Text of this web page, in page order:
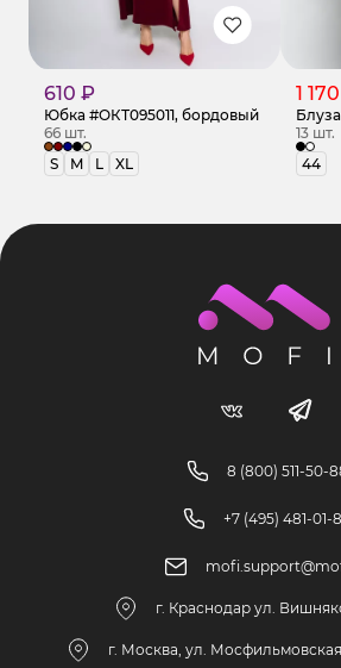
610 ₽
Юбка #ОКТ095011, бордовый
66 шт.
S
M L XL
1
13 шт.
44
8 (800) 511-50-
+7 (495) 481-01-
г. Краснодар ул.
г. Москва, ул.